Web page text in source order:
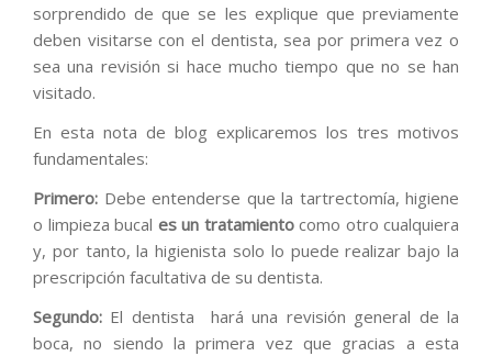
sorprendido de que se les explique que previamente
deben visitarse con el dentista, sea por primera vez o
sea una revisión si hace mucho tiempo que no se han
visitado.
En esta nota de blog explicaremos los tres motivos
fundamentales:
Primero: Debe entenderse que la tartrectomía, higiene
o limpieza bucal es un tratamientocomo otro cualquiera
y, por tanto, la higienista solo lo puede realizar bajo la
prescripción facultativa de su dentista.
Segundo: El dentista hará una revisión general de la
boca, no siendo la primera vez que gracias a esta